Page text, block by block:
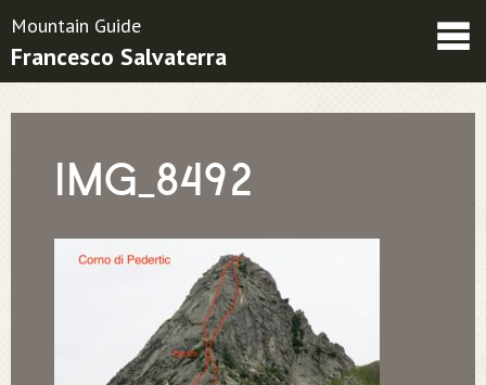
Friends
Mountain Guide
Francesco Salvaterra
IMG_8492